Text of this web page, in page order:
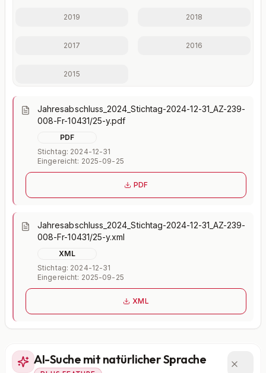
2019 2018
2017 2016
2015
Jahresabschluss_2024_Stichtag-2024-12-31_AZ-239-
008-Fr-10431/25-y.pdf
PDF
Stichtag: 2024-12-31
Eingereicht: 2025-09-25
PDF
Jahresabschluss_2024_Stichtag-2024-12-31_AZ-239-
008-Fr-10431/25-y.xml
XML
Stichtag: 2024-12-31
Eingereicht: 2025-09-25
XML
AI-Suche mit natürlicher Sprache